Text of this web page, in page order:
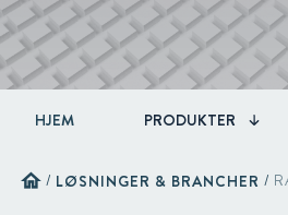
HJEM PRODUKTER
home / LØSNINGER & BRANCHER /